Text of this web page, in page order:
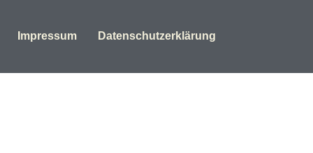
Impressum Datenschutzerklärung